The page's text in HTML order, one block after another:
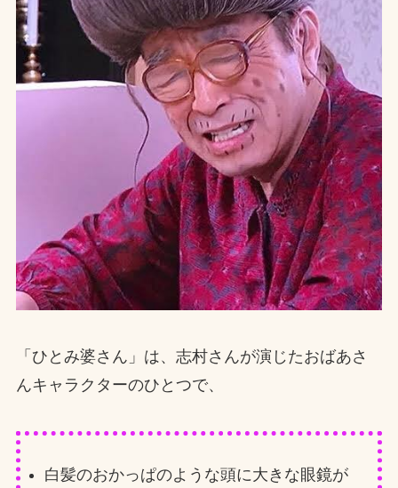
「ひとみ婆さん」は、志村さんが演じたおばあさ
んキャラクターのひとつで、
白髪のおかっぱのような頭に大きな眼鏡が